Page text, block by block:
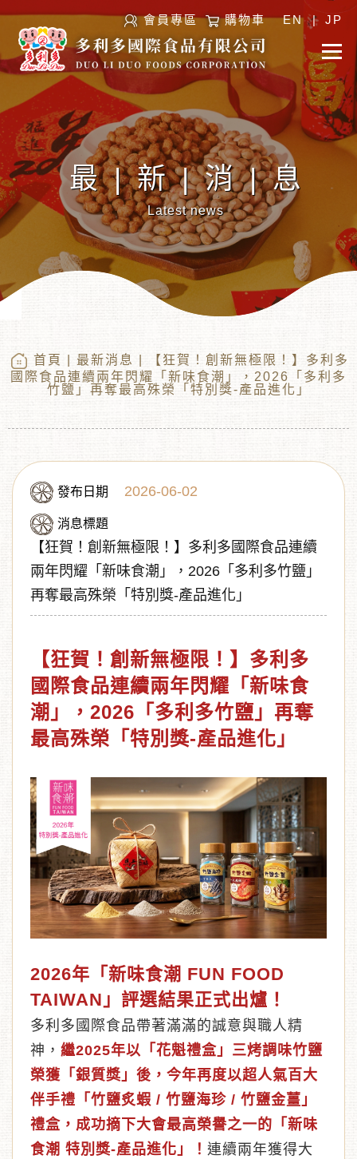
會員專區 購物車 EN | JP
最|新|消|息
Latest news
首頁 最新消息
| 【狂賀！創新無極限！】多利多
國際食品連續兩年閃耀「新味食潮」，2026「多利多
竹鹽」再奪最高殊榮「特別獎-產品進化」
發布日期 2026-06-02
消息標題
【狂賀！創新無極限！】多利多國際食品連續
兩年閃耀「新味食潮」，2026「多利多竹鹽」
再奪最高殊榮「特別獎-產品進化」
【狂賀！創新無極限！ 】 多利多
國際食品連續兩年閃耀「新味食
潮」，2026「多利多竹鹽」再奪
最高殊榮「特別獎-產品進化」
2026年「新味食潮 FUN FOOD
TAIWAN」評選結果正式出爐！
多利多國際食品帶著滿滿的誠意與職人精
神，繼2025年以「花魁禮盒」三烤調味竹鹽
榮獲「銀質獎」後，今年再度以超人氣百大
伴手禮「竹鹽炙蝦 / 竹鹽海珍 / 竹鹽金薑」
禮盒，成功摘下大會最高榮譽之一的「新味
食潮 特別獎-產品進化」！連續兩年獲得大